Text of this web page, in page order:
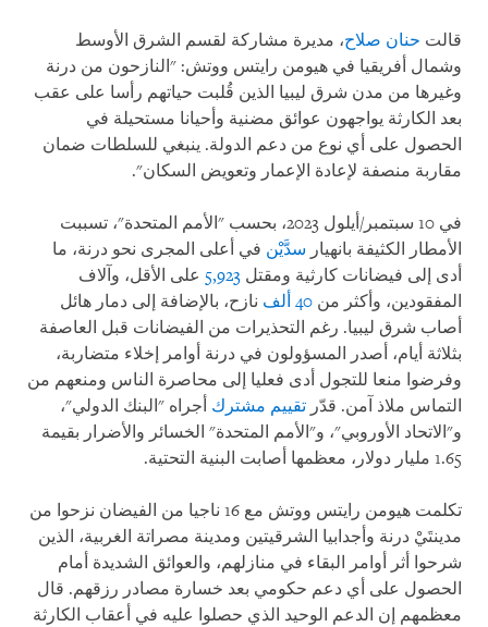
قالت حنان صلاح، مديرة مشاركة لقسم الشرق الأوسط
وشمال أفريقيا في هيومن رايتس ووتش: "النازحون من درنة
وغيرها من مدن شرق ليبيا الذين قُلبت حياتهم رأسا على عقب
بعد الكارثة يواجهون عوائق مضنية وأحيانا مستحيلة في
الحصول على أي نوع من دعم الدولة. ينبغي للسلطات ضمان
مقاربة منصفة لإعادة الإعمار وتعويض السكان".
في 10 سبتمبر/أيلول 2023، بحسب "الأمم المتحدة"، تسببت
الأمطار الكثيفة بانهيار سدَّيْن في أعلى المجرى نحو درنة، ما
أدى إلى فيضانات كارثية ومقتل 5,923 على الأقل، وآلاف
المفقودين، وأكثر من 40 ألف
نازح، بالإضافة إلى دمار هائل
أصاب شرق ليبيا. رغم التحذيرات من الفيضانات قبل العاصفة
بثلاثة أيام، أصدر المسؤولون في درنة أوامر إخلاء متضاربة،
وفرضوا منعا للتجول أدى فعليا إلى محاصرة الناس ومنعهم من
التماس ملاذ آمن. قدّر تقييم مشترك أجراه "البنك الدولي"،
و"الاتحاد الأوروبي"، و"الأمم المتحدة" الخسائر والأضرار بقيمة
1.65 مليار دولار، معظمها أصابت البنية التحتية.
تكلمت هيومن رايتس ووتش مع 16 ناجيا من الفيضان نزحوا من
مدينتَيْ درنة وأجدابيا الشرقيتين ومدينة مصراتة الغربية، الذين
شرحوا أثر أوامر البقاء في منازلهم، والعوائق الشديدة أمام
الحصول على أي دعم حكومي بعد خسارة مصادر رزقهم. قال
معظمهم إن الدعم الوحيد الذي حصلوا عليه في أعقاب الكارثة